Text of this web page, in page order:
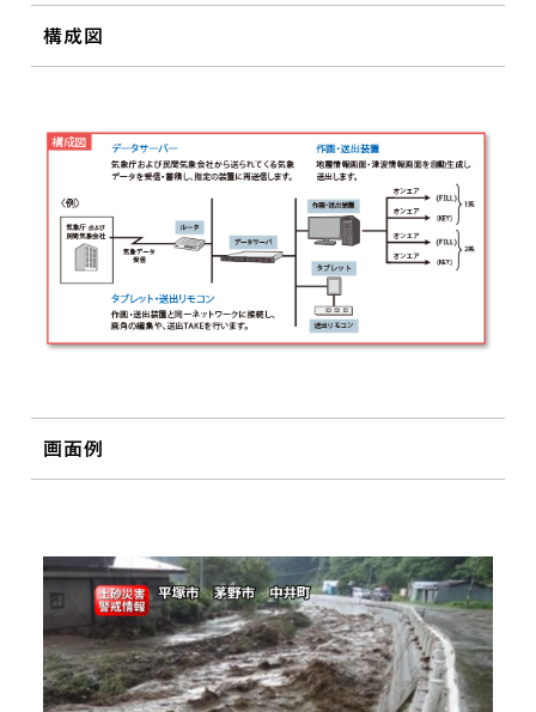
構成図
画面例